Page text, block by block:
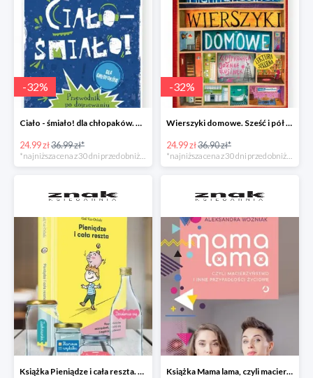
-32%
Ciało - śmiało! dla chłopaków. Przewodnik po dojrzewaniu -32%
24.99 zł36.99 zł*
*najniższa cena z 30 dni przed obniżką
-32%
Wierszyki domowe. Sześć i pół tuzinka wierszyków Rusinka -32%
24.99 zł36.90 zł*
*najniższa cena z 30 dni przed obniżką
Książka Pieniądze i cała reszta. Naucz dziecko oszczędzać, dzielić się i mądrze wydawać Książka Mama lama, czyli macierzyństwo i inne przypadłości życiowe